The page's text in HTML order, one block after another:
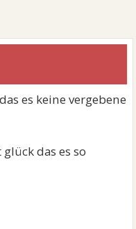
es keine vergebene
das es so